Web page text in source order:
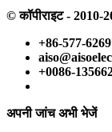
© कॉपीराइट - 2010-
+86-577-
+0086-
अपनी जांच अभी भेजें